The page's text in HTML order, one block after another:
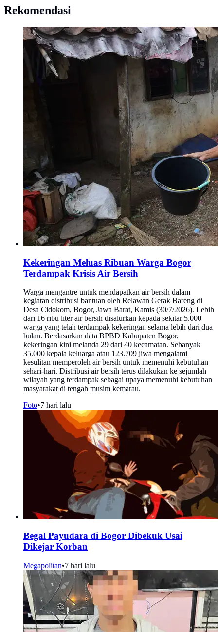
Rekomendasi
Kekeringan Meluas Ribuan Warga Bogor
Terdampak Krisis Air Bersih
Warga mengantre untuk mendapatkan air bersih dalam
kegiatan distribusi bantuan oleh Relawan Gerak Bareng di
Desa Cidokom, Bogor, Jawa Barat, Kamis (30/7/2026). Lebih
dari 16 ribu liter air bersih disalurkan kepada sekitar 5.000
warga yang telah terdampak kekeringan selama lebih dari dua
bulan. Berdasarkan data BPBD Kabupaten Bogor,
kekeringan kini melanda 29 dari 40 kecamatan. Sebanyak
35.000 kepala keluarga atau 123.709 jiwa mengalami
kesulitan memperoleh air bersih untuk memenuhi kebutuhan
sehari-hari. Distribusi air bersih terus dilakukan ke sejumlah
wilayah yang terdampak sebagai upaya memenuhi kebutuhan
masyarakat di tengah musim kemarau.
Foto•7 hari lalu
Begal Payudara di Bogor Dibekuk Usai
Dikejar Korban
Megapolitan•7 hari lalu